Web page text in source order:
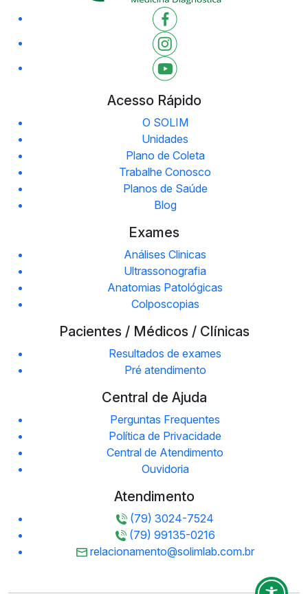
Acesso Rápido
O SOLIM
Unidades
Plano de Coleta
Trabalhe Conosco
Planos de Saúde
Blog
Exames
Análises Clinicas
Ultrassonografia
Anatomias Patológicas
Colposcopias
Pacientes / Médicos / Clínicas
Resultados de exames
Pré atendimento
Central de Ajuda
Perguntas Frequentes
Política de Privacidade
Central de Atendimento
Ouvidoria
Atendimento
(79) 3024-7524
(79) 99135-0216
relacionamento@solimlab.com.br